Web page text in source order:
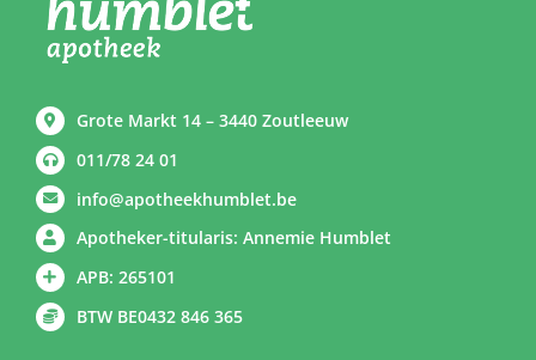
Grote Markt 14 – 3440 Zoutleeuw
011/78 24 01
info@apotheekhumblet.be
Apotheker-titularis: Annemie Humblet
APB: 265101
BTW BE0432 846 365